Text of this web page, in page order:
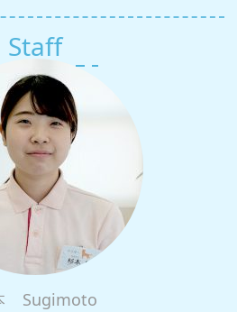
Staff
スタッフ
Sugimoto